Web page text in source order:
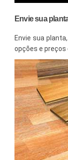
Envie sua
Envie sua
opções e preços